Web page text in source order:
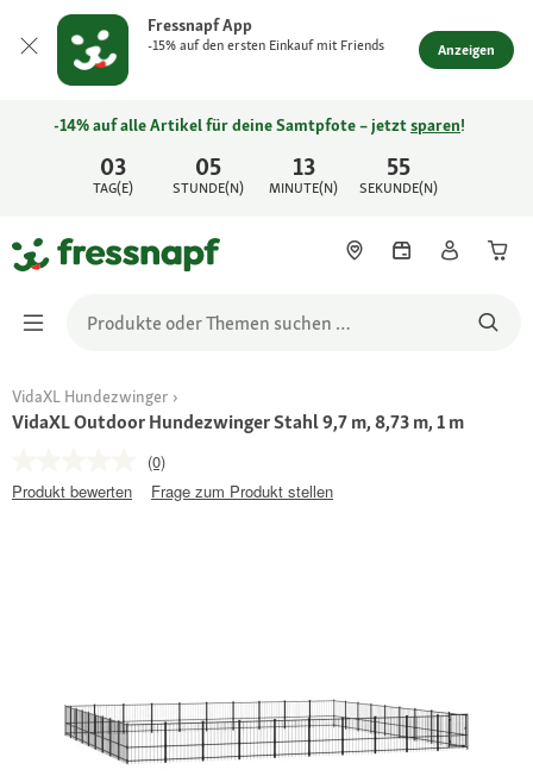
Fressnapf App
-15% auf den ersten Einkauf mit Friends Anzeigen
03
TAG(E)
05
STUNDE(N)
13
MINUTE(N)
55
SEKUNDE(N)
-14% auf alle Artikel für deine Samtpfote – jetztsparen!
VidaXL Hundezwinger
VidaXL Outdoor Hundezwinger Stahl 9,7 m, 8,73 m, 1 m
(0)
Produkt bewerten
Frage zum Produkt stellen